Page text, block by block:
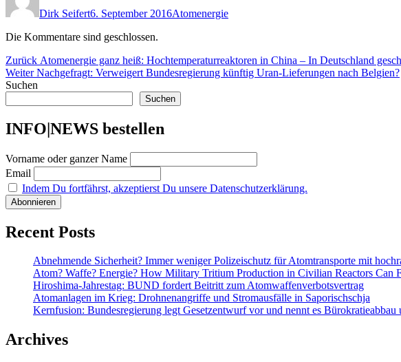
Dirk Seifert6. September 2016Atomenergie
Die Kommentare sind geschlossen.
Beitragsnavigation
Zurück Vorheriger
Beitrag:
Atomenergie ganz heiß: Hochtemperaturreaktoren in China – In Deutschland
Weiter Nächster
Beitrag:
Nachgefragt: Verweigert Bundesregierung künftig Uran-Lieferungen nach Belgien?
Suchen
Suchen
INFO|NEWS bestellen
Vorname oder ganzer Name
Email
Indem Du fortfährst, akzeptierst Du unsere Datenschutzerklärung.
Recent Posts
Abnehmende Sicherheit? Immer weniger Polizeischutz für Atomtransporte mit
Atom? Waffe? Energie? How Military Tritium Production in Civilian Reactors Can
Hiroshima-Jahrestag: BUND fordert Beitritt zum Atomwaffenverbotsvertrag
Atomanlagen im Krieg: Drohnenangriffe und Stromausfälle in Saporischschja
Kernfusion: Bundesregierung legt Gesetzentwurf vor und nennt es Bürokratieabbau
Archives